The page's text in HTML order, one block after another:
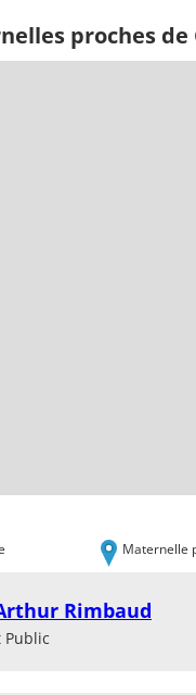
proches
Maternelle
Rimbaud
Public